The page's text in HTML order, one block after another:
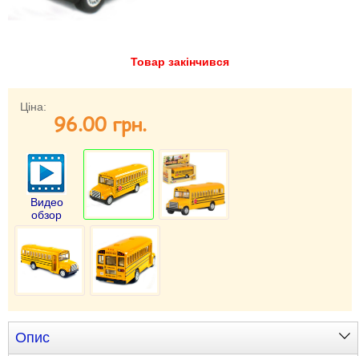
Товар закінчився
Ціна:
96.00 грн.
Видео
обзор
Опис